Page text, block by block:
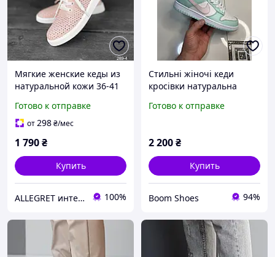
Мягкие женские кеды из
натуральной кожи 36-41
Готово к отправке
от298₴/мес
1 790₴
Купить
ALLEGRET интернет-магазин обуви 100%
Стильні жіночі кеди
кросівки натуральна
Готово к отправке
2 200₴
Купить
Boom Shoes 94%